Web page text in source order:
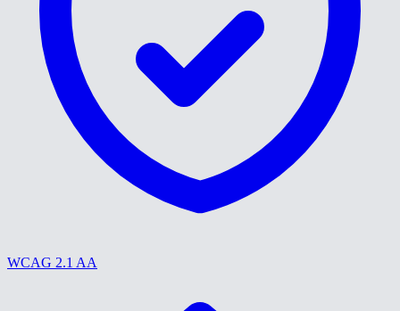
WCAG 2.1 AA